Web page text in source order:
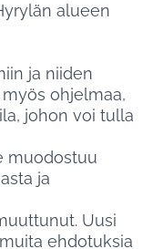
alueen
ja niiden
ohjelmaa,
johon voi tulla
muodostuu
ja
Uusi
ehdotuksia